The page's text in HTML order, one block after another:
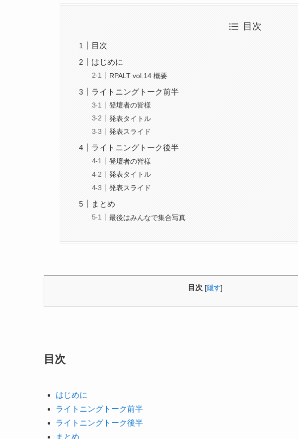
目次
目次
はじめに
RPALT vol.14 概要
ライトニングトーク前半
登壇者の皆様
発表タイトル
発表スライド
ライトニングトーク後半
登壇者の皆様
発表タイトル
発表スライド
まとめ
最後はみんなで集合写真
目次 [隠す]
目次
はじめに
ライトニングトーク前半
ライトニングトーク後半
まとめ